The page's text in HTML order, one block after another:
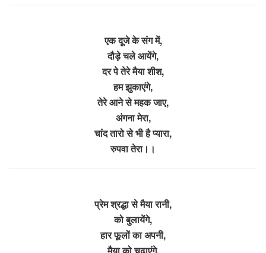
एक दूजे के संग में,
दौड़े चले आयेंगे,
दर पे तेरे मैयाशीश,
हम झुकाएंगे,
तेरे आने से महक जाए,
अंगना मेरा,
चांद तारो से भी है प्यारा,
रुपवा तेरा।।
प्रेम श्रद्धा से मैया रानी,
को बुलायेंगे,
हार फूलों का अपनी,
मैया को चढ़ाएंगे,